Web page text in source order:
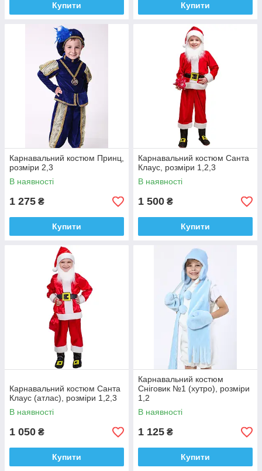
Купити Купити
Карнавальний костюм Принц,
розміри 2,3
В наявності
1 275 ₴
Купити
Карнавальний костюм Санта
Клаус, розміри 1,2,3
В наявності
1 500 ₴
Купити
Карнавальний костюм Санта
Клаус (атлас), розміри 1,2,3
В наявності
1 050 ₴
Купити
Карнавальний костюм
Сніговик №1 (хутро), розміри
1,2
В наявності
1 125 ₴
Купити